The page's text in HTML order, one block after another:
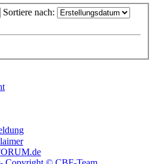
Sortiere nach: